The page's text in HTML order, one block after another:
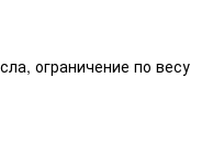
ограничение по весу